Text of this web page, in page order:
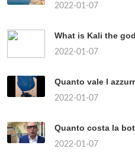
2022-01-07
What is Kali the
2022-01-07
Quanto vale l
2022-01-07
Quanto costa la
2022-01-07